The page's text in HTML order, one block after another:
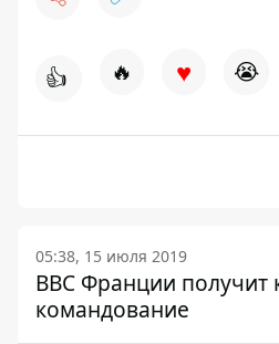
👍 🔥 ♥ 😭
05:38, 15 июля 2019
ВВС Франции получит
командование